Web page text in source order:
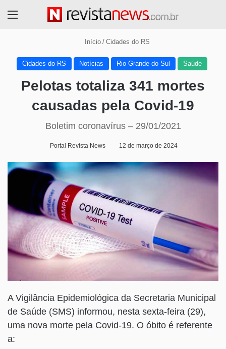
Início / Cidades do RS
Cidades do RS Notícias Rio Grande do Sul Saúde
Pelotas totaliza 341 mortes
causadas pela Covid-19
Boletim coronavírus – 29/01/2021
Portal Revista News 12 de março de 2024
A Vigilância Epidemiológica da Secretaria Municipal
de Saúde (SMS) informou, nesta sexta-feira (29),
uma nova morte pela Covid-19. O óbito é referente
a: